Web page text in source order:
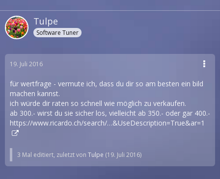
Tulpe
Software Tuner
19. Juli 2016
für wertfrage - vermute ich, dass du dir so am besten ein bild
machen kannst.
ich würde dir raten so schnell wie möglich zu verkaufen.
ab 300.- wirst du sie sicher los, vielleicht ab 350.- oder gar 400.-
https://www.ricardo.ch/search/…&UseDescription=True&ar=1
3 Mal editiert, zuletzt von Tulpe (19. Juli 2016)